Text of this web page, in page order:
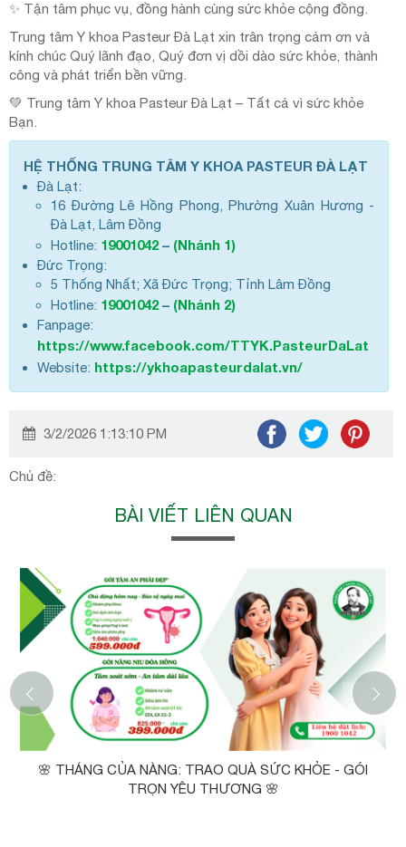
✨ Tận tâm phục vụ, đồng hành cùng sức khỏe cộng đồng.
Trung tâm Y khoa Pasteur Đà Lạt xin trân trọng cảm ơn và
kính chúc Quý lãnh đạo, Quý đơn vị dồi dào sức khỏe, thành
công và phát triển bền vững.
💚 Trung tâm Y khoa Pasteur Đà Lạt – Tất cả vì sức khỏe
Bạn.
HỆ THỐNG TRUNG TÂM Y KHOA PASTEUR ĐÀ LẠT
Đà Lạt:
16 Đường Lê Hồng Phong, Phường Xuân Hương -
Đà Lạt, Lâm Đồng
Hotline: 19001042 – (Nhánh 1)
Đức Trọng:
5 Thống Nhất; Xã Đức Trọng; Tỉnh Lâm Đồng
Hotline: 19001042 – (Nhánh 2)
Fanpage:
https://www.facebook.com/TTYK.PasteurDaLat
Website: https://ykhoapasteurdalat.vn/
3/2/2026 1:13:10 PM
Chủ đề:
BÀI VIẾT LIÊN QUAN
‹
🌸 THÁNG CỦA NÀNG: TRAO QUÀ SỨC KHỎE - GÓI
TRỌN YÊU THƯƠNG 🌸